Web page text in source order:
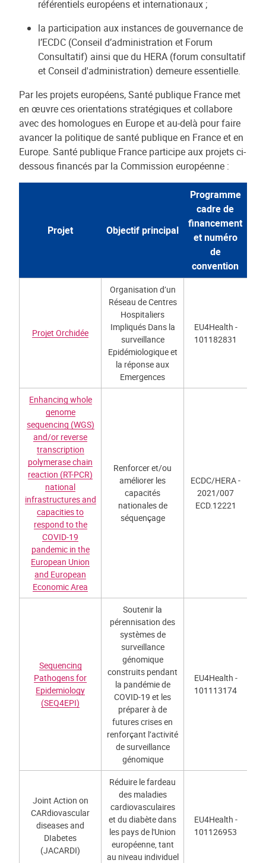
référentiels européens et internationaux ;
la participation aux instances de gouvernance de
l’ECDC (Conseil d’administration et Forum
Consultatif) ainsi que du HERA (forum consultatif
et Conseil d'administration) demeure essentielle.
Par les projets européens, Santé publique France met
en œuvre ces orientations stratégiques et collabore
avec des homologues en Europe et au-delà pour faire
avancer la politique de santé publique en France et en
Europe. Santé publique France participe aux projets ci-
dessous financés par la Commission européenne :
Projet Objectif principal
Programme
cadre de
financement
et numéro
de
convention
Projet Orchidée
Organisation d’un
Réseau de Centres
Hospitaliers
Impliqués Dans la
surveillance
Epidémiologique et
la réponse aux
Emergences
EU4Health -
101182831
Enhancing whole
genome
sequencing (WGS)
and/or reverse
transcription
polymerase chain
reaction (RT-PCR)
national
infrastructures and
capacities to
respond to the
COVID-19
pandemic in the
European Union
and European
Economic Area
Renforcer et/ou
améliorer les
capacités
nationales de
séquençage
ECDC/HERA -
2021/007
ECD.12221
Sequencing
Pathogens for
Epidemiology
(SEQ4EPI)
Soutenir la
pérennisation des
systèmes de
surveillance
génomique
construits pendant
la pandémie de
COVID-19 et les
préparer à de
futures crises en
renforçant l’activité
de surveillance
génomique
EU4Health -
101113174
Joint Action on
CARdiovascular
diseases and
DIabetes
(JACARDI)
Réduire le fardeau
des maladies
cardiovasculaires
et du diabète dans
les pays de l'Union
européenne, tant
au niveau individuel
EU4Health -
101126953